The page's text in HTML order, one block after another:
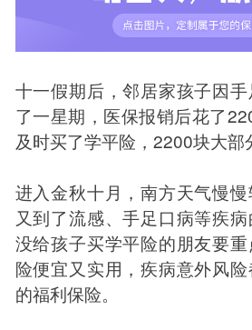
十一假期后，邻居家孩子因
了一星期，医保报销后花了
及时买了学平险，2200块大部
进入金秋十月，南方天气慢慢
又到了流感、手足口病等疾
没给孩子买学平险的朋友要
险便宜又实用，疾病意外风
的福利保险。